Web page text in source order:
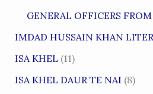
GENERAL OFFICERS
IMDAD HUSSAIN KHAN
ISA KHEL (11)
ISA KHEL DAUR TE NAI (8)